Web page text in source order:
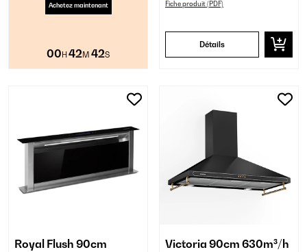
Achetez maintenant
00H 42M 41S
Fiche produit (PDF)
Détails
Royal Flush 90cm
Victoria 90cm 630m³/h